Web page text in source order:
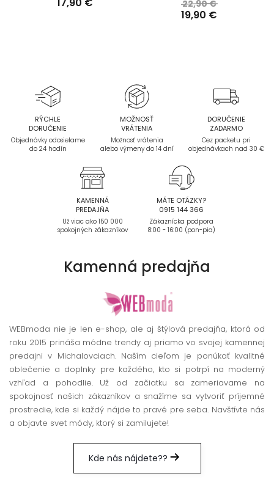
17,90 € 22,90 €
19,90 €
RÝCHLE
DORUČENIE
Objednávky odosielame
do 24 hodín
MOŽNOSŤ
VRÁTENIA
Možnosť vrátenia
alebo výmeny do 14 dní
DORUČENIE
ZADARMO
Cez packetu pri
objednávkach nad 30 €
KAMENNÁ
PREDAJŇA
Už viac ako 150 000
spokojných zákazníkov
MÁTE OTÁZKY?
0915 144 366
Zákaznícka podpora
8:00 - 16:00 (pon-pia)
Kamenná predajňa
WEBmoda nie je len e-shop, ale aj štýlová predajňa, ktorá od
roku 2015 prináša módne trendy aj priamo vo svojej kamennej
predajni v Michalovciach. Naším cieľom je ponúkať kvalitné
oblečenie a doplnky pre každého, kto si potrpí na moderný
vzhľad a pohodlie. Už od začiatku sa zameriavame na
spokojnosť našich zákazníkov a snažíme sa vytvoriť príjemné
prostredie, kde si každý nájde to pravé pre seba. Navštívte nás
a objavte svet módy, ktorý si zamilujete!
Kde nás nájdete??